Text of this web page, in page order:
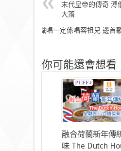
末代皇帝的傳奇 溥
大落
識唱一定係唱容祖兒 邊首
你可能還會想看
融合荷蘭新年傳
味 The Dutch